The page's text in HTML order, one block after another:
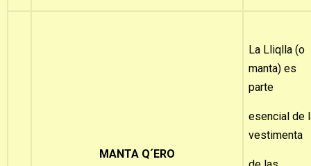
MANTA Q´ERO
La Lliqlla (o
manta) es
parte
esencial de
vestimenta